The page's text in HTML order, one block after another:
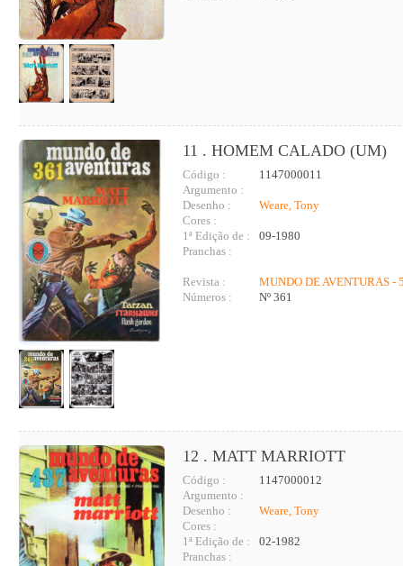
11 . HOMEM CALADO (UM)
Código :
1147000011
Argumento :
Desenho :
Weare, Tony
Cores :
1ª Edição de :
09-1980
Pranchas :
Revista :
MUNDO DE AVENTURAS -
Números :
Nº 361
12 . MATT MARRIOTT
Código :
1147000012
Argumento :
Desenho :
Weare, Tony
Cores :
1ª Edição de :
02-1982
Pranchas :